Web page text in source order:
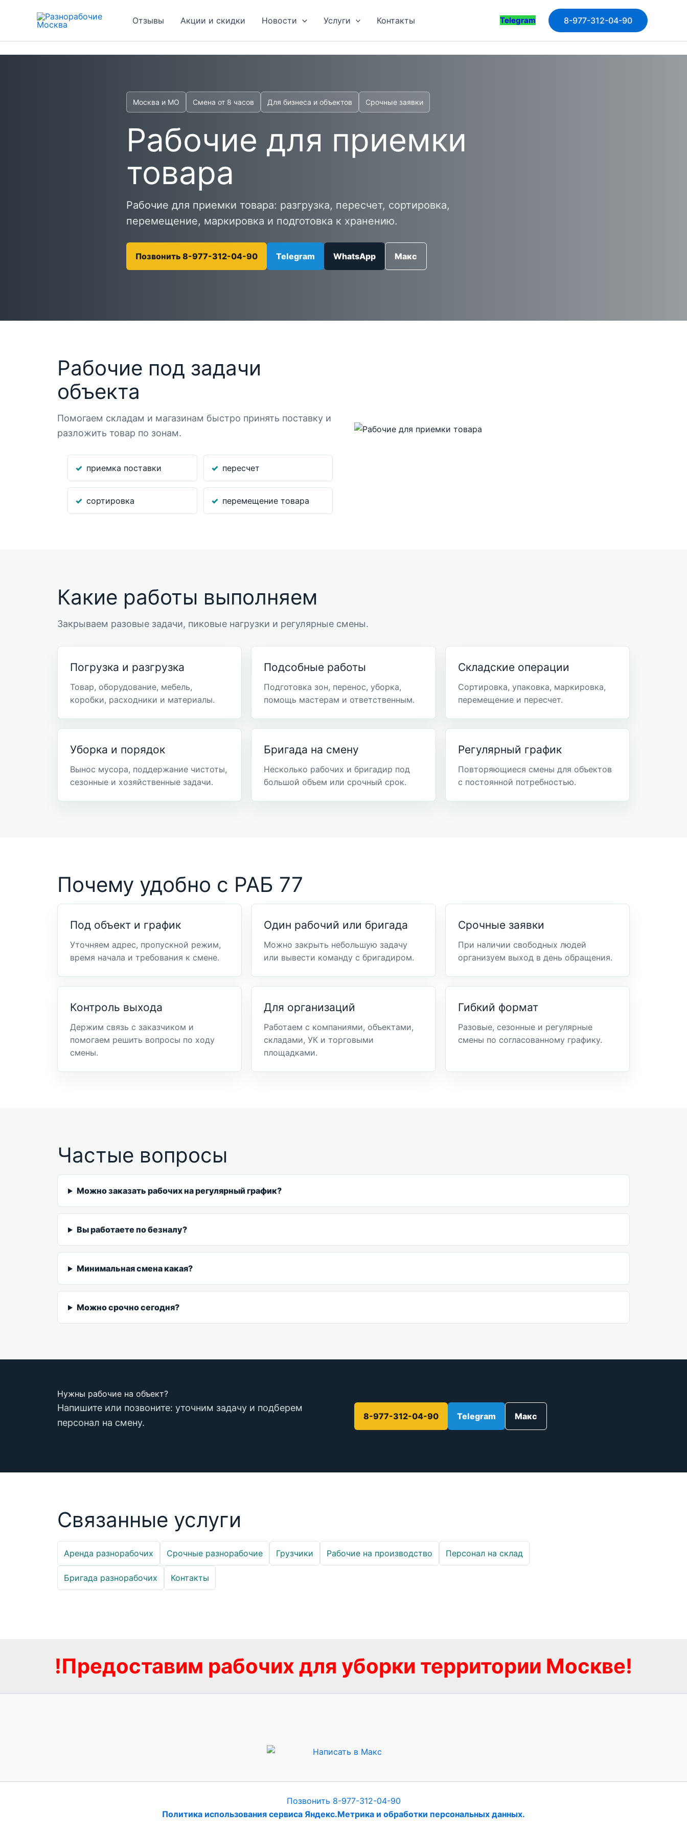
Отзывы Акции и скидки Новости Услуги Контакты Telegram 8-977-312-04-90
Москва и МО Смена от 8 часов Для бизнеса и объектов Срочные заявки
Рабочие для приемки
товара
Рабочие для приемки товара: разгрузка, пересчет, сортировка,
перемещение, маркировка и подготовка к хранению.
Позвонить 8-977-312-04-90 Telegram WhatsApp Макс
Рабочие под задачи
объекта
Помогаем складам и магазинам быстро принять поставку и
разложить товар по зонам.
приемка поставки пересчет
сортировка перемещение товара
Какие работы выполняем
Закрываем разовые задачи, пиковые нагрузки и регулярные смены.
Погрузка и разгрузка
Товар, оборудование, мебель,
коробки, расходники и материалы.
Подсобные работы
Подготовка зон, перенос, уборка,
помощь мастерам и ответственным.
Складские операции
Сортировка, упаковка, маркировка,
перемещение и пересчет.
Уборка и порядок
Вынос мусора, поддержание чистоты,
сезонные и хозяйственные задачи.
Бригада на смену
Несколько рабочих и бригадир под
большой объем или срочный срок.
Регулярный график
Повторяющиеся смены для объектов
с постоянной потребностью.
Почему удобно с РАБ 77
Под объект и график
Уточняем адрес, пропускной режим,
время начала и требования к смене.
Один рабочий или бригада
Можно закрыть небольшую задачу
или вывести команду с бригадиром.
Срочные заявки
При наличии свободных людей
организуем выход в день обращения.
Контроль выхода
Держим связь с заказчиком и
помогаем решить вопросы по ходу
смены.
Для организаций
Работаем с компаниями, объектами,
складами, УК и торговыми
площадками.
Гибкий формат
Разовые, сезонные и регулярные
смены по согласованному графику.
Частые вопросы
Можно заказать рабочих на регулярный график?
Вы работаете по безналу?
Минимальная смена какая?
Можно срочно сегодня?
Нужны рабочие на объект?
Напишите или позвоните: уточним задачу и подберем
персонал на смену.
8-977-312-04-90 Telegram Макс
Связанные услуги
Аренда разнорабочих Срочные разнорабочие Грузчики Рабочие на производство Персонал на склад
Бригада разнорабочих Контакты
!Предоставим рабочих для уборки территории Москве!
Позвонить 8-977-312-04-90
Политика использования сервиса Яндекс.Метрика и обработки персональных данных.